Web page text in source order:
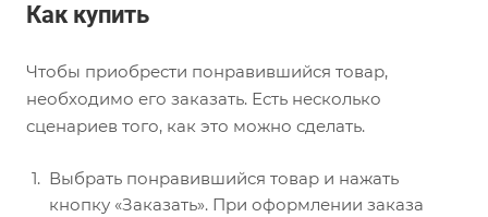
Как купить
Чтобы приобрести понравившийся товар,
необходимо его заказать. Есть несколько
сценариев того, как это можно сделать.
Выбрать понравившийся товар и нажать
кнопку «Заказать». При оформлении заказа